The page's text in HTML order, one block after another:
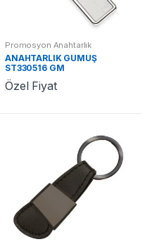
Promosyon Anahtarlık
ANAHTARLIK GÜMÜŞ
ST330516 GM
Özel Fiyat